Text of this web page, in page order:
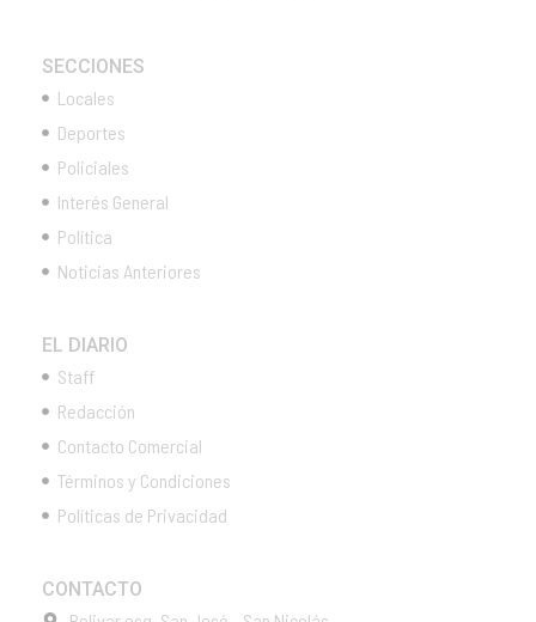
SECCIONES
Locales
Deportes
Policiales
Interés General
Política
Noticias Anteriores
EL DIARIO
Staff
Redacción
Contacto Comercial
Términos y Condiciones
Políticas de Privacidad
CONTACTO